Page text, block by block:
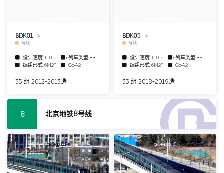
北京地铁车辆装备有限公司
BDK01
7号线
设计速度 110 km/h列车类型 8B
编组形式 6M2T GoA2
35 组 2012-2013造
北京地铁车辆装备有限公司
BDK05
7号线
设计速度 110 km/h列车类型 8B
编组形式 6M2T GoA2
33 组 2018-2019造
8 北京地铁8号线